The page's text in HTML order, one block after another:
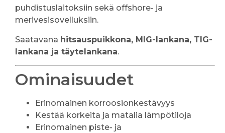
puhdistuslaitoksiin sekä offshore- ja
merivesisovelluksiin.
Saatavana hitsauspuikkona, MIG-lankana, TIG-
lankana ja täytelankana.
Ominaisuudet
Erinomainen korroosionkestävyys
Kestää korkeita ja matalia lämpötiloja
Erinomainen piste- ja